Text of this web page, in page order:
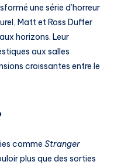
une série d’horreur
Matt et Ross Duffer
horizons. Leur
aux salles
croissantes entre le
comme Stranger
plus que des sorties